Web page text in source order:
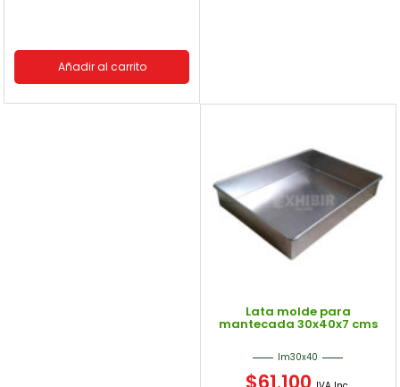
Añadir al carrito
Lata molde para
mantecada 30x40x7 cms
lm30x40